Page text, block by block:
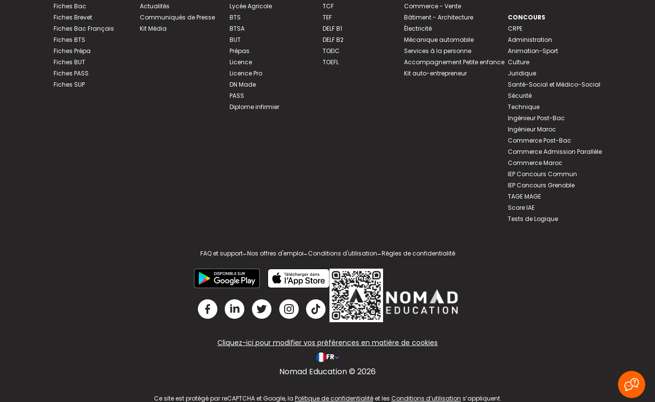
Fiches Bac
Fiches Brevet
Fiches Bac Français
Fiches BTS
Fiches Prépa
Fiches BUT
Fiches PASS
Fiches SUP
Actualités
Communiqués de Presse
Kit Média
Lycée Agricole
BTS
BTSA
BUT
Prépas
Licence
Licence Pro
DN Made
PASS
Diplome infirmier
TCF
TEF
DELF B1
DELF B2
TOEIC
TOEFL
Commerce - Vente
Bâtiment - Architecture
Électricité
Mécanique automobile
Services à la personne
Accompagnement Petite enfance
Kit auto-entrepreneur
CONCOURS
CRPE
Administration
Animation-Sport
Culture
Juridique
Santé-Social et Médico-Social
Sécurité
Technique
Ingénieur Post-Bac
Ingénieur Maroc
Commerce Post-Bac
Commerce Admission Parallèle
Commerce Maroc
IEP Concours Commun
IEP Concours Grenoble
TAGE MAGE
Score IAE
Tests de Logique
FAQ et support-Nos offres d'emploi-Conditions d'utilisation-Règles de confidentialité
Cliquez-ici pour modifier vos préférences en matière de cookies
FR
Nomad Education © 2026
Ce site est protégé par reCAPTCHA et Google, la Politique de confidentialitéet les Conditions d’utilisation s’appliquent.